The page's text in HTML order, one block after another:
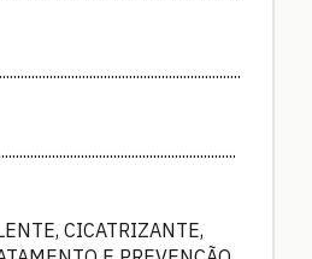
CICATRIZANTE,